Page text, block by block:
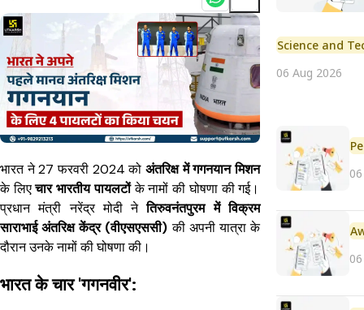
भारत ने 27 फरवरी 2024 को अंतरिक्ष में गगनयान मिशन
के लिएचार भारतीय पायलटोंके नामों की घोषणा की गई।
प्रधान मंत्री नरेंद्र मोदी नेतिरुवनंतपुरम में विक्रम
साराभाई अंतरिक्ष केंद्र (वीएसएससी) की अपनी यात्रा के
दौरान उनके नामों की घोषणा की।
भारत के चार 'गगनवीर':
Science and
06 Aug 2026